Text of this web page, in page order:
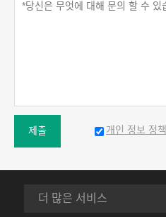
제출 개인 정보 정책
더 많은 서비스